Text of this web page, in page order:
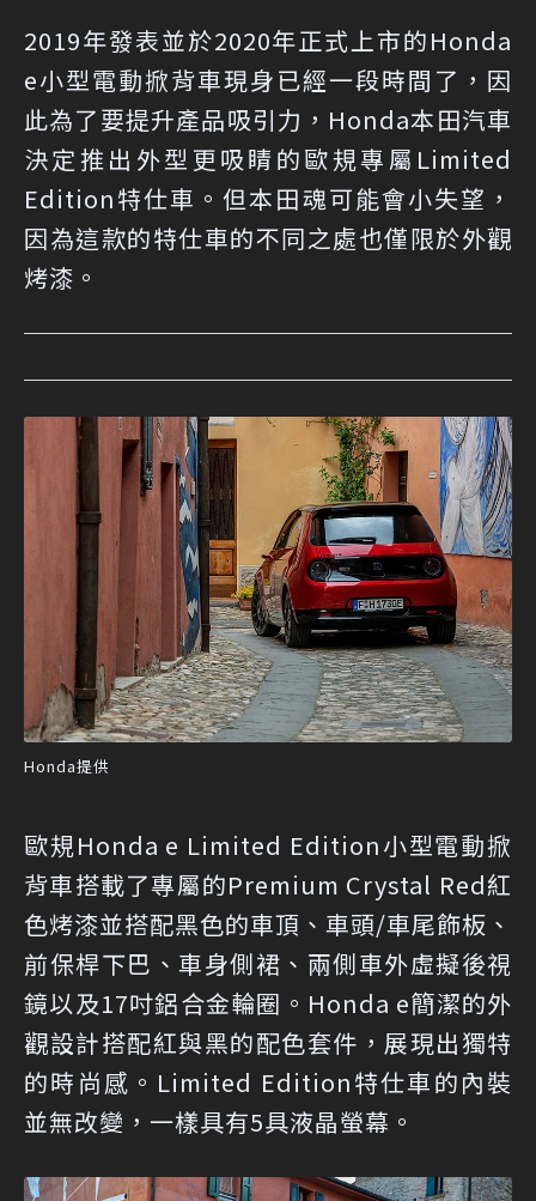
2019年發表並於2020年正式上市的Honda
e小型電動掀背車現身已經一段時間了，因
此為了要提升產品吸引力，Honda本田汽車
決定推出外型更吸睛的歐規專屬Limited
Edition特仕車。但本田魂可能會小失望，
因為這款的特仕車的不同之處也僅限於外觀
烤漆。
Honda提供
歐規Honda e Limited Edition小型電動掀
背車搭載了專屬的Premium Crystal Red紅
色烤漆並搭配黑色的車頂、車頭/車尾飾板、
前保桿下巴、車身側裙、兩側車外虛擬後視
鏡以及17吋鋁合金輪圈。Honda e簡潔的外
觀設計搭配紅與黑的配色套件，展現出獨特
的時尚感。Limited Edition特仕車的內裝
並無改變，一樣具有5具液晶螢幕。